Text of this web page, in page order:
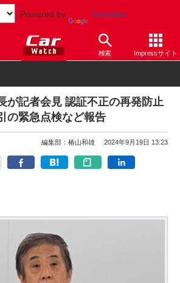
Powered by Translate
検索 Impressサイト
が記者会見 認証不正の再発防止
の緊急点検など報告
編集部：椿山和雄 2024年9月19日 13:23